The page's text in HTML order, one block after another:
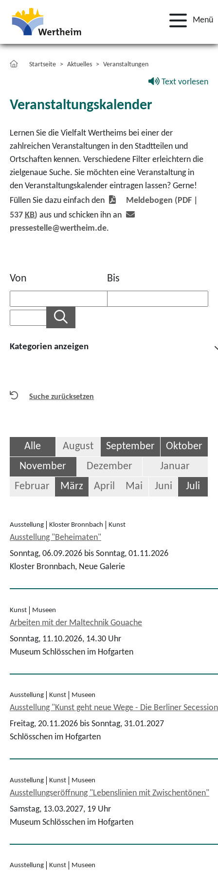
Menü
Startseite Aktuelles Veranstaltungen
Text vorlesen
Veranstaltungskalender
Lernen Sie die Vielfalt Wertheims bei einer der
zahlreichen Veranstaltungen in den Stadtteilen und
Ortschaften kennen. Verschiedene Filter erleichtern die
zielgenaue Suche. Sie möchten eine Veranstaltung in
den Veranstaltungskalender eintragen lassen? Gerne!
Füllen Sie dazu einfach den
Meldebogen (PDF |
537 KB) aus und schicken ihn an
pressestelle@wertheim.de.
Von Bis
Kategorien anzeigen
Suche zurücksetzen
Alle August September
Oktober
November
Dezember
Januar
Februar
März April Mai Juni Juli
Ausstellung Kloster Bronnbach Kunst
Ausstellung "Beheimaten"
Sonntag, 06.09.2026 bis Sonntag, 01.11.2026
Kloster Bronnbach, Neue Galerie
Kunst Museen
Arbeiten mit der Maltechnik Gouache
Sonntag, 11.10.2026, 14.30 Uhr
Museum Schlösschen im Hofgarten
Ausstellung Kunst Museen
Ausstellung "Kunst geht neue Wege - Die Berliner
Freitag, 20.11.2026 bis Sonntag, 31.01.2027
Schlösschen im Hofgarten
Ausstellung Kunst Museen
Ausstellungseröffnung "Lebenslinien mit Zwischentönen"
Samstag, 13.03.2027, 19 Uhr
Museum Schlösschen im Hofgarten
Ausstellung Kunst Museen